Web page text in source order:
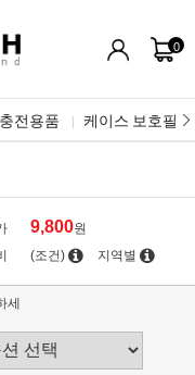
0
충전용품 케이스 보호필름
9,800원
(조건) 지역별
세